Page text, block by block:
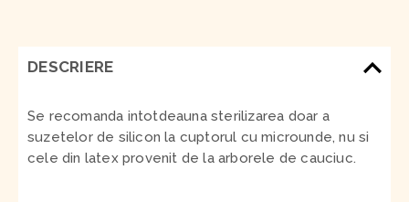
DESCRIERE
Se recomanda intotdeauna sterilizarea doar a
suzetelor de silicon la cuptorul cu microunde, nu si
cele din latex provenit de la arborele de cauciuc.